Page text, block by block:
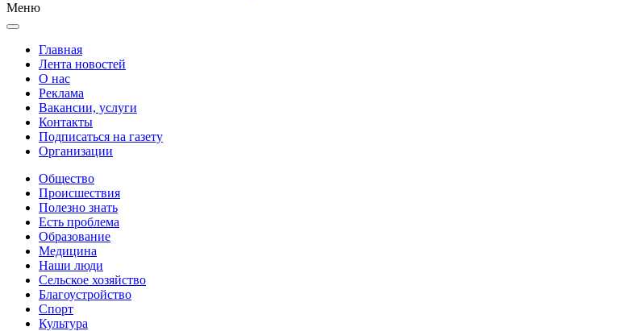
Меню
Главная
Лента новостей
О нас
Реклама
Вакансии, услуги
Контакты
Подписаться на газету
Организации
Общество
Происшествия
Полезно знать
Есть проблема
Образование
Медицина
Наши люди
Сельское хозяйство
Благоустройство
Спорт
Культура